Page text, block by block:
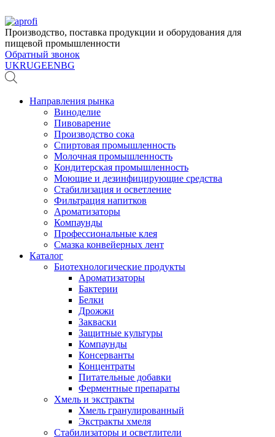
Производство, поставка продукции и оборудования для
пищевой промышленности
Обратный звонок
UKRUGEENBG
Направления рынка
Виноделие
Пивоварение
Производство сока
Спиртовая промышленность
Молочная промышленность
Кондитерская промышленность
Моющие и дезинфицирующие средства
Стабилизация и осветление
Фильтрация напитков
Ароматизаторы
Компаунды
Профессиональные клея
Смазка конвейерных лент
Каталог
Биотехнологические продукты
Ароматизаторы
Бактерии
Белки
Дрожжи
Закваски
Защитные культуры
Компаунды
Консерванты
Концентраты
Питательные добавки
Ферментные препараты
Хмель и экстракты
Хмель гранулированный
Экстракты хмеля
Cтабилизаторы и осветлители